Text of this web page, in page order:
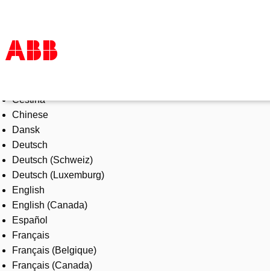
Products & Solutions
Industries
Services
About us
Where to buy
Contact us
Careers
Čeština
Chinese
Dansk
Deutsch
Deutsch (Schweiz)
Deutsch (Luxemburg)
English
English (Canada)
Español
Français
Français (Belgique)
Français (Canada)